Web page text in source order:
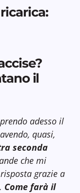
il
adesso il
quasi,
seconda
che mi
grazie a
Come farà il